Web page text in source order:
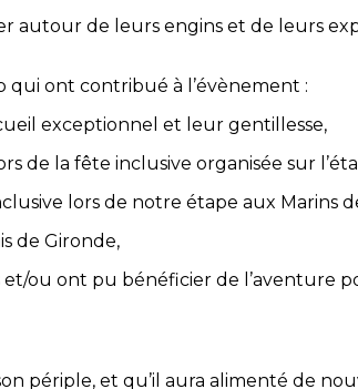
autour de leurs engins et de leurs
ont contribué à l’évènement :
exceptionnel et leur gentillesse,
de la fête inclusive organisée sur
lors de notre étape aux Marins
de Gironde,
ou ont pu bénéficier de l’aventure
périple, et qu’il aura alimenté de